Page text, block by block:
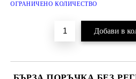
ОГРАНИЧЕНО КОЛИЧЕСТВО